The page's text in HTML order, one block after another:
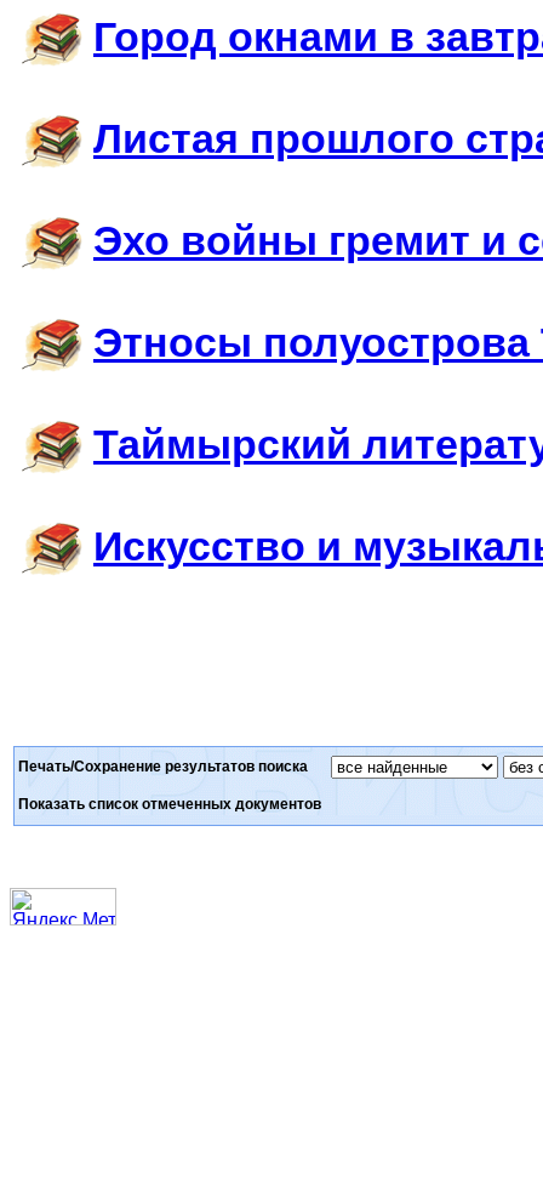
Город окнами в
Листая прошлого
Эхо войны гремит и
Этносы
Таймырский
Искусство и
Печать/Сохранение результатов поиска
Показать список отмеченных документов